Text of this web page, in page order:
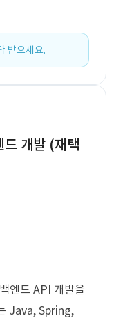
받으세요.
개발 (재택
엔드 API 개발을
Java, Spring,